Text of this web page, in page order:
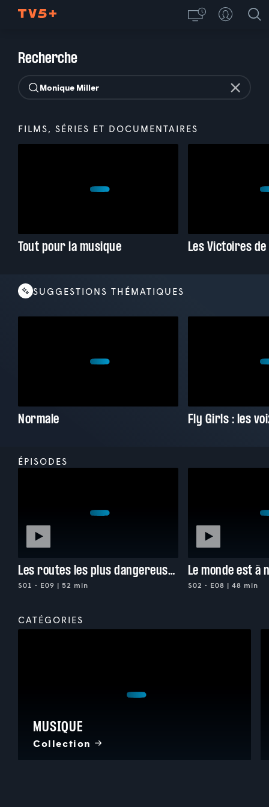
Recherche
FILMS, SÉRIES ET DOCUMENTAIRES
Tout pour la musique
SUGGESTIONS THÉMATIQUES
Normale
ÉPISODES
Les routes les plus dangereuses du monde
S01 • E09 | 52 min
Le monde est à
S02 • E08 | 48 min
CATÉGORIES
MUSIQUE
Collection